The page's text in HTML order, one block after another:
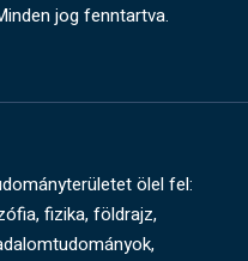
jog fenntartva.
ölel fel:
fizika, földrajz,